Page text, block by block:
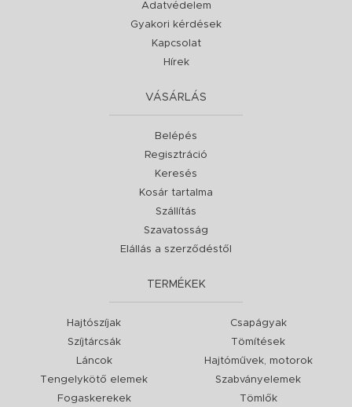
Adatvédelem
Gyakori kérdések
Kapcsolat
Hírek
VÁSÁRLÁS
Belépés
Regisztráció
Keresés
Kosár tartalma
Szállítás
Szavatosság
Elállás a szerződéstől
TERMÉKEK
Hajtószíjak
Szíjtárcsák
Láncok
Tengelykötő elemek
Fogaskerekek
Csapágyak
Tömítések
Hajtóművek, motorok
Szabványelemek
Tömlők